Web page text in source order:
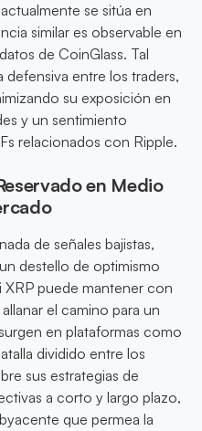
se sitúa en
similar es observable en
de CoinGlass. Tal
entre los traders,
su exposición en
y un sentimiento
relacionados con Ripple.
en Medio
de señales bajistas,
destello de optimismo
puede mantener con
el camino para un
en plataformas como
dividido entre los
sus estrategias de
a corto y largo plazo,
que permea la